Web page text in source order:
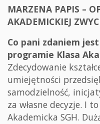
MARZENA PAPIS –
AKADEMICKIEJ
Co pani zdaniem
programie Klasa
Zdecydowanie
umiejętności
samodzielność,
za własne decyzje. I
Akademicka SGH.